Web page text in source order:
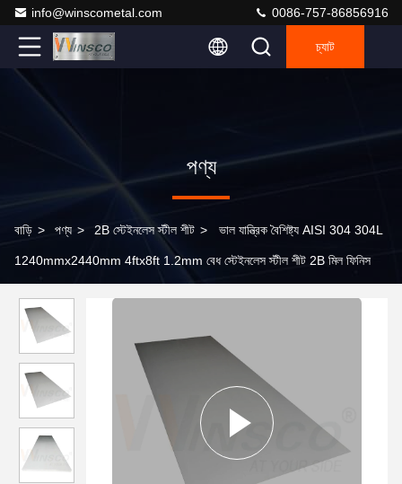
info@winscometal.com 0086-757-86856916
চ্যাট
পণ্য
বাড়ি > পণ্য > 2B স্টেইনলেস স্টীল শীট > ভাল যান্ত্রিক বৈশিষ্ট্য AISI 304 304L
1240mmx2440mm 4ftx8ft 1.2mm বেধ স্টেইনলেস স্টীল শীট 2B মিল ফিনিস